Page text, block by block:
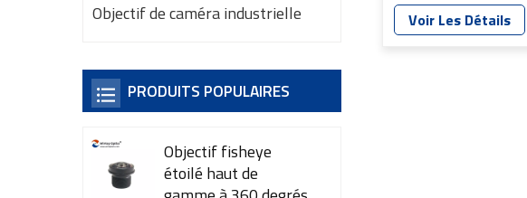
Voir Les Détails
Objectif de caméra industrielle
PRODUITS POPULAIRES
Objectif fisheye
étoilé haut de